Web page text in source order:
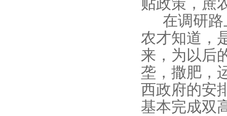
贴政策，蔗
在调研
农才知道，
来，为以后
垄，撒肥，
西政府的安
基本完成双